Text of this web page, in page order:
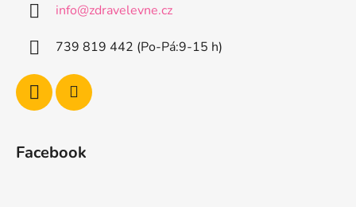
info@zdravelevne.cz
739 819 442 (Po-Pá:9-15 h)
Facebook